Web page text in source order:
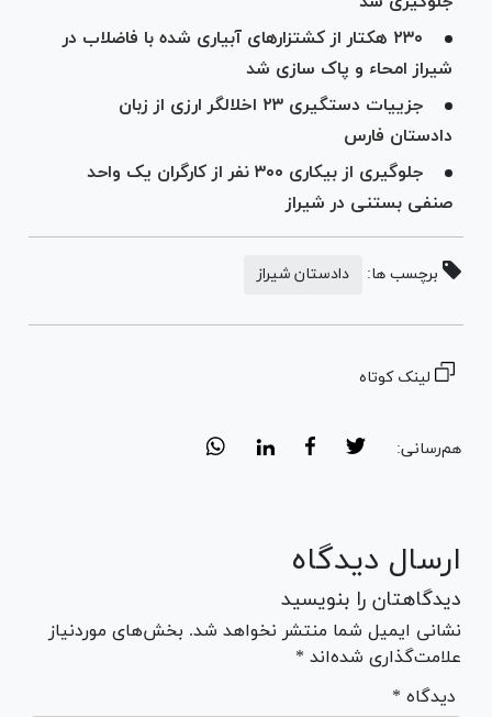
۲۳۰ هکتار از کشتزار‌های آبیاری شده با فاضلاب در
شیراز امحاء و پاک سازی شد
جزییات دستگیری ۲۳ اخلالگر ارزی از زبان
دادستان فارس
جلوگیری از بیکاری ۳۰۰ نفر از کارگران یک واحد
صنفی بستنی در شیراز
برچسب ها: دادستان شیراز
لینک کوتاه
هم‌رسانی:
ارسال دیدگاه
دیدگاهتان را بنویسید
نشانی ایمیل شما منتشر نخواهد شد. بخش‌های موردنیاز
علامت‌گذاری شده‌اند *
* دیدگاه